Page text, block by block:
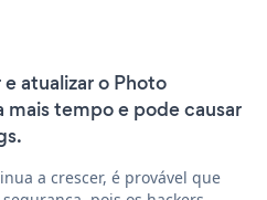
atualizar o Photo
tempo e pode causar
a crescer, é provável que